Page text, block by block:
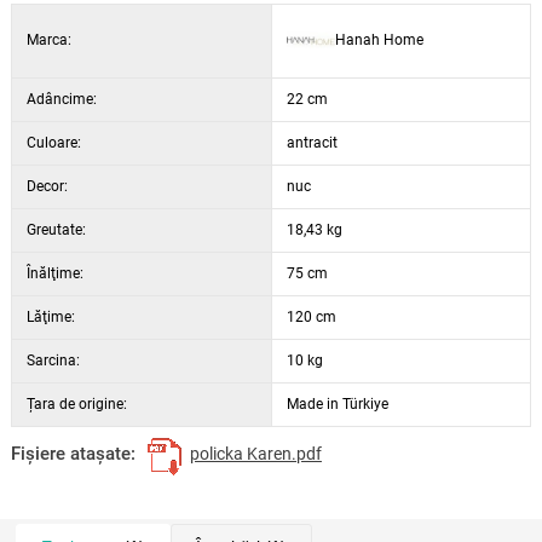
Marca: Hanah Home
Adâncime: 22 cm
Culoare: antracit
Decor: nuc
Greutate: 18,43 kg
Înălţime: 75 cm
Lăţime: 120 cm
Sarcina: 10 kg
Țara de origine: Made in Türkiye
Fişiere ataşate: policka Karen.pdf